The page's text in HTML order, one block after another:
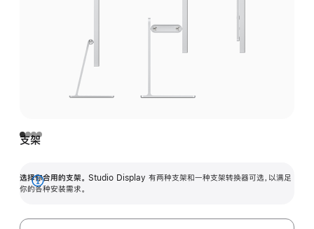
支架
选择你合用的支架。 Studio Display 有两种支架和一种支架转换器可选，以满足
你的各种安装需求。
展